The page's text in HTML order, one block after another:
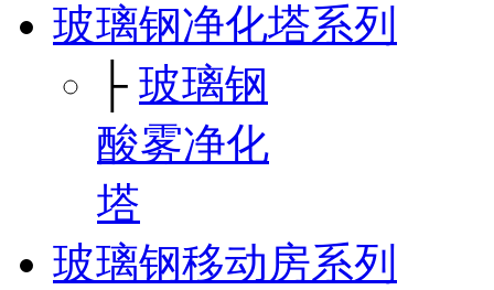
玻璃钢净化塔系列
├ 玻璃钢
酸雾净化
塔
玻璃钢移动房系列